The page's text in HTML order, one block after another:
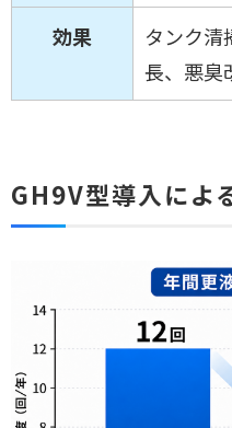
効果
タンク清
長、悪臭
GH9V型導入によ